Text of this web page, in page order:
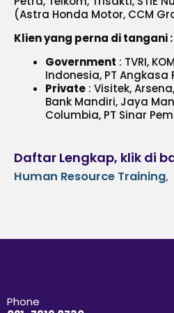
(Astra Honda Motor, CCM
Klien yang perna di tangani :
Government : TVRI,
Indonesia, PT Angkasa
Private : Visitek,
Bank Mandiri, Jaya
Columbia, PT Sinar
Daftar Lengkap, klik di
Human Resource Training,
Phone